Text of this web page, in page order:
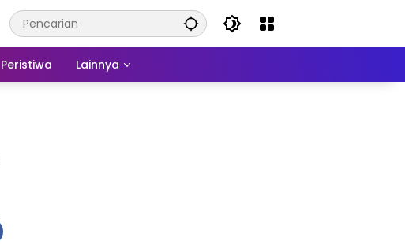
Peristiwa Lainnya